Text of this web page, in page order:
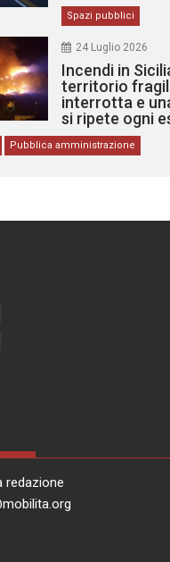
Spazi pubblici
24 Luglio 2026
Incendi in
territorio
interrotta e
si ripete ogni
Pubblica amministrazione
redazione